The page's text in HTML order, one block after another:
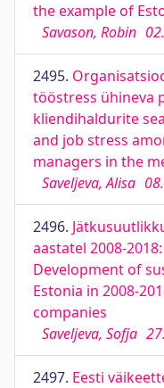
the example of
Savason, Robin
2495.
tööstress ühineva
kliendihaldurite
and job stress
managers in the
Saveljeva, Alisa
2496.
aastatel 2008-
Development of
Estonia in 2008-
companies
Saveljeva, Sofja
2497. Eesti